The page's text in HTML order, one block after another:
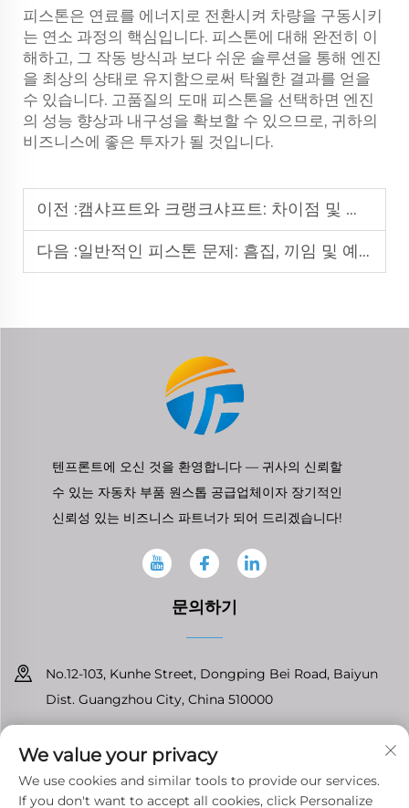
피스톤은 연료를 에너지로 전환시켜 차량을 구동시키
는 연소 과정의 핵심입니다. 피스톤에 대해 완전히 이
해하고, 그 작동 방식과 보다 쉬운 솔루션을 통해 엔진
을 최상의 상태로 유지함으로써 탁월한 결과를 얻을
수 있습니다. 고품질의 도매 피스톤을 선택하면 엔진
의 성능 향상과 내구성을 확보할 수 있으므로, 귀하의
비즈니스에 좋은 투자가 될 것입니다.
이전 :캠샤프트와 크랭크샤프트: 차이점 및 작동 방식
다음 :일반적인 피스톤 문제: 흠집, 끼임 및 예방 방법
텐프론트에 오신 것을 환영합니다 — 귀사의 신뢰할
수 있는 자동차 부품 원스톱 공급업체이자 장기적인
신뢰성 있는 비즈니스 파트너가 되어 드리겠습니다!
문의하기
No.12-103, Kunhe Street, Dongping Bei Road, Baiyun
Dist. Guangzhou City, China 510000
[email protected]
We value your privacy
We use cookies and similar tools to provide our services.
If you don't want to accept all cookies, click Personalize